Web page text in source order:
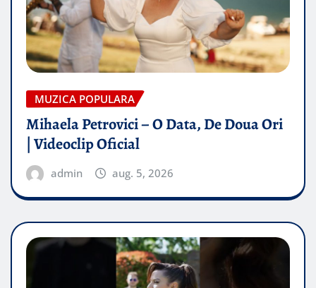
MUZICA POPULARA
Mihaela Petrovici – O Data, De Doua Ori
| Videoclip Oficial
admin aug. 5, 2026